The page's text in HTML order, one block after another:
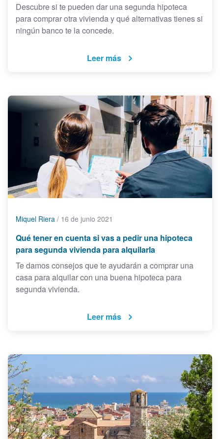
Descubre si te pueden dar una segunda hipoteca
para comprar otra vivienda y qué alternativas tienes si
ningún banco te la concede.
Leer más
Miquel Riera / 16 de junio 2021
Qué tener en cuenta si vas a pedir una hipoteca
para segunda vivienda para alquilarla
Te damos consejos que te ayudarán a comprar una
casa para alquilar con una buena hipoteca para
segunda vivienda.
Leer más